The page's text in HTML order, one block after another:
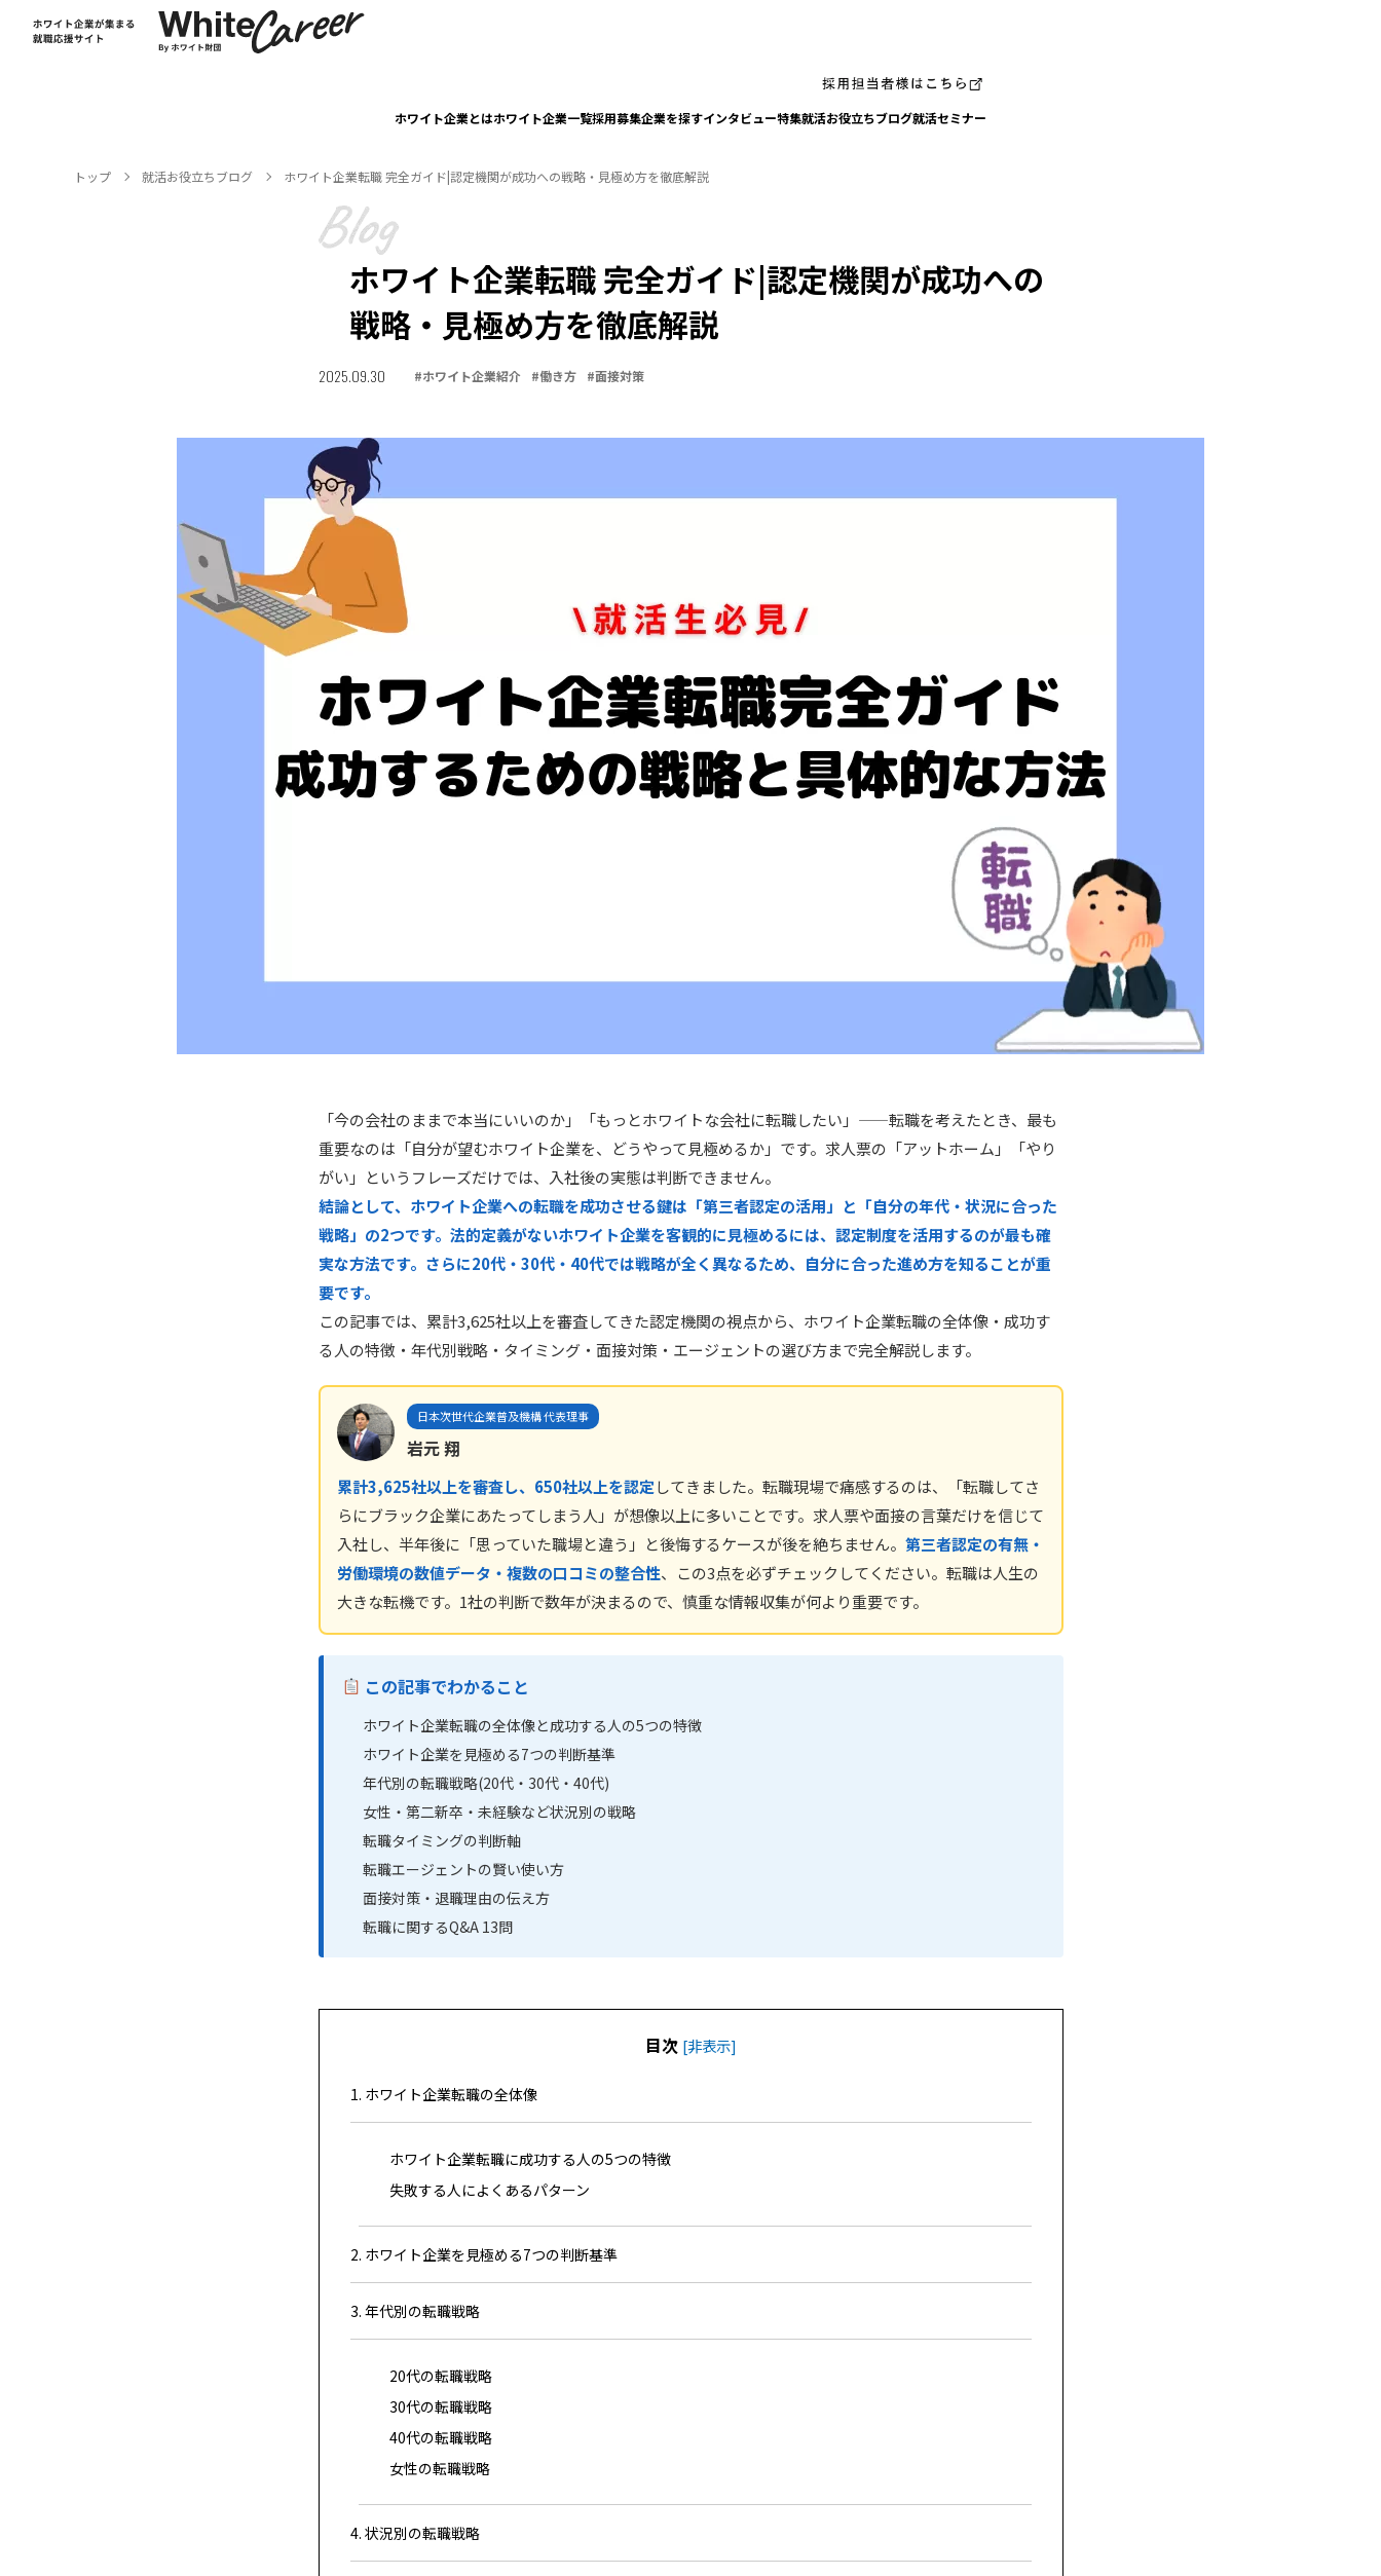
ホワイト企業とはホワイト企業一覧採⽤募集企業を探すインタビュー特集就活お役⽴ちブログ就活セミナー
トップ 就活お役⽴ちブログ ホワイト企業転職 完全ガイド|認定機関が成功への戦略・見極め方を徹底解説
ホワイト企業転職 完全ガイド|認定機関が成功への
戦略・見極め方を徹底解説
2025.09.30 #ホワイト企業紹介 #働き方 #面接対策
「今の会社のままで本当にいいのか」「もっとホワイトな会社に転職したい」——転職を考えたとき、最も
重要なのは「自分が望むホワイト企業を、どうやって見極めるか」です。求人票の「アットホーム」「やり
がい」というフレーズだけでは、入社後の実態は判断できません。
結論として、ホワイト企業への転職を成功させる鍵は「第三者認定の活用」と「自分の年代・状況に合った
戦略」の2つです。法的定義がないホワイト企業を客観的に見極めるには、認定制度を活用するのが最も確
実な方法です。さらに20代・30代・40代では戦略が全く異なるため、自分に合った進め方を知ることが重
要です。
この記事では、累計3,625社以上を審査してきた認定機関の視点から、ホワイト企業転職の全体像・成功す
る人の特徴・年代別戦略・タイミング・面接対策・エージェントの選び方まで完全解説します。
日本次世代企業普及機構 代表理事
岩元 翔
累計3,625社以上を審査し、650社以上を認定してきました。転職現場で痛感するのは、「転職してさ
らにブラック企業にあたってしまう人」が想像以上に多いことです。求人票や面接の言葉だけを信じて
入社し、半年後に「思っていた職場と違う」と後悔するケースが後を絶ちません。 第三者認定の有無・
労働環境の数値データ・複数の口コミの整合性、この3点を必ずチェックしてください。転職は人生の
大きな転機です。1社の判断で数年が決まるので、慎重な情報収集が何より重要です。
この記事でわかること
ホワイト企業転職の全体像と成功する人の5つの特徴
ホワイト企業を見極める7つの判断基準
年代別の転職戦略(20代・30代・40代)
女性・第二新卒・未経験など状況別の戦略
転職タイミングの判断軸
転職エージェントの賢い使い方
面接対策・退職理由の伝え方
転職に関するQ&A 13問
目次 [非表示]
1. ホワイト企業転職の全体像
ホワイト企業転職に成功する人の5つの特徴
失敗する人によくあるパターン
2. ホワイト企業を見極める7つの判断基準
3. 年代別の転職戦略
20代の転職戦略
30代の転職戦略
40代の転職戦略
女性の転職戦略
4. 状況別の転職戦略